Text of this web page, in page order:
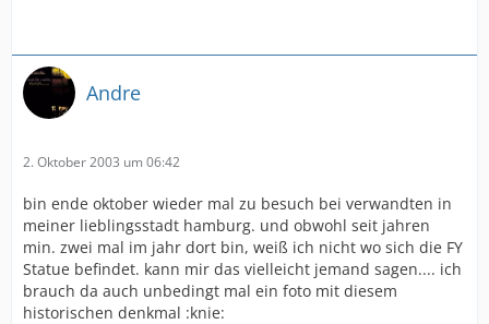
Andre
2. Oktober 2003 um 06:42
bin ende oktober wieder mal zu besuch bei verwandten in
meiner lieblingsstadt hamburg. und obwohl seit jahren
min. zwei mal im jahr dort bin, weiß ich nicht wo sich die FY
Statue befindet. kann mir das vielleicht jemand sagen.... ich
brauch da auch unbedingt mal ein foto mit diesem
historischen denkmal :knie: